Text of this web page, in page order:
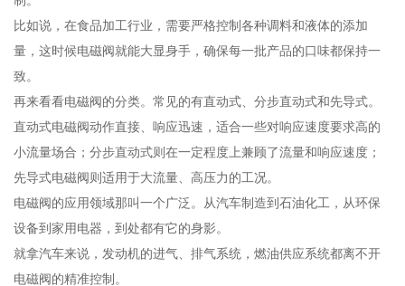
比如说，在食品加工行业，需要严格控制各种调料和液体的添加
量，这时候电磁阀就能大显身手，确保每一批产品的口味都保持一
致。
再来看看电磁阀的分类。常见的有直动式、分步直动式和先导式。
直动式电磁阀动作直接、响应迅速，适合一些对响应速度要求高的
小流量场合；分步直动式则在一定程度上兼顾了流量和响应速度；
先导式电磁阀则适用于大流量、高压力的工况。
电磁阀的应用领域那叫一个广泛。从汽车制造到石油化工，从环保
设备到家用电器，到处都有它的身影。
就拿汽车来说，发动机的进气、排气系统，燃油供应系统都离不开
电磁阀的精准控制。